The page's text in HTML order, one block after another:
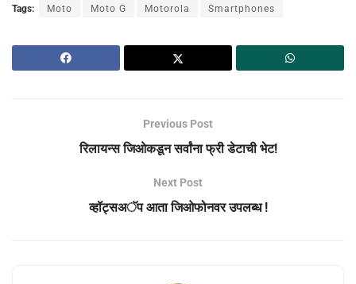
Tags: Moto Moto G Motorola Smartphones
Previous Post
रिलायन्स जिओकडून सर्वांना फ्री डेटाची भेट!
Next Post
व्हॉट्सअॅप आता जिओफोनवर उपलब्ध !